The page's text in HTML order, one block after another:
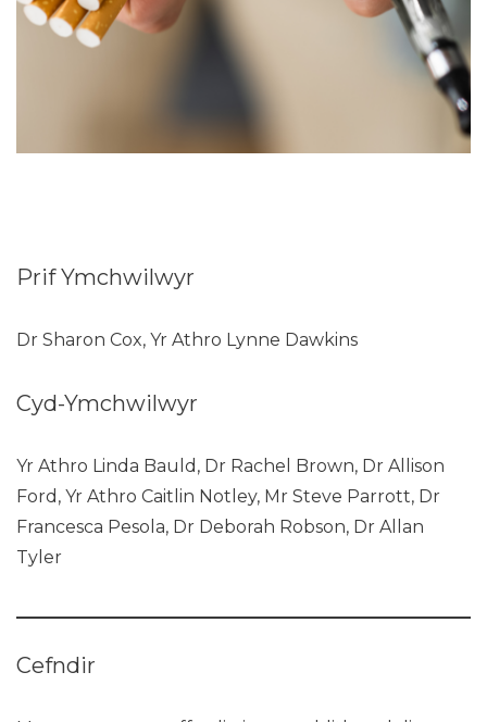
Prif Ymchwilwyr
Dr Sharon Cox, Yr Athro Lynne Dawkins
Cyd-Ymchwilwyr
Yr Athro Linda Bauld, Dr Rachel Brown, Dr Allison
Ford, Yr Athro Caitlin Notley, Mr Steve Parrott, Dr
Francesca Pesola, Dr Deborah Robson, Dr Allan
Tyler
Cefndir